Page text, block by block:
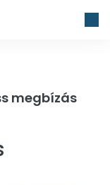
megbízás